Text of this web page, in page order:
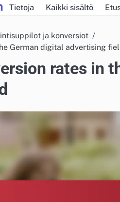
Tietoja Kaikki sisältö
ja konversiot
German digital advertising
rates in